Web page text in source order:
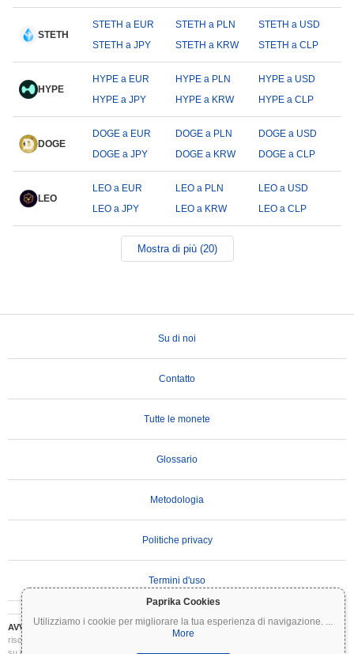
Paprika Cookies
Utilizziamo i cookie per migliorare la tua esperienza di navigazione. ...
More
STETH
STETH a EUR STETH a PLN
STETH a USD
STETH a JPY
STETH a KRW STETH a CLP
HYPE
HYPE a EUR HYPE a PLN
HYPE a USD
HYPE a JPY
HYPE a KRW HYPE a CLP
DOGE
DOGE a EUR DOGE a PLN
DOGE a USD
DOGE a JPY
DOGE a KRW DOGE a CLP
LEO
LEO a EUR LEO a PLN
LEO a USD
LEO a JPY
LEO a KRW LEO a CLP
Mostra di più (20)
Su di noi
Contatto
Tutte le monete
Glossario
Metodologia
Politiche privacy
Termini d'uso
AVVERTENZA IMPORTANTE:Le criptovalute sono altamente volatili e comportano
rischi significativi. Potresti perdere parte o tutto il tuo investimento. Tutte le informazioni